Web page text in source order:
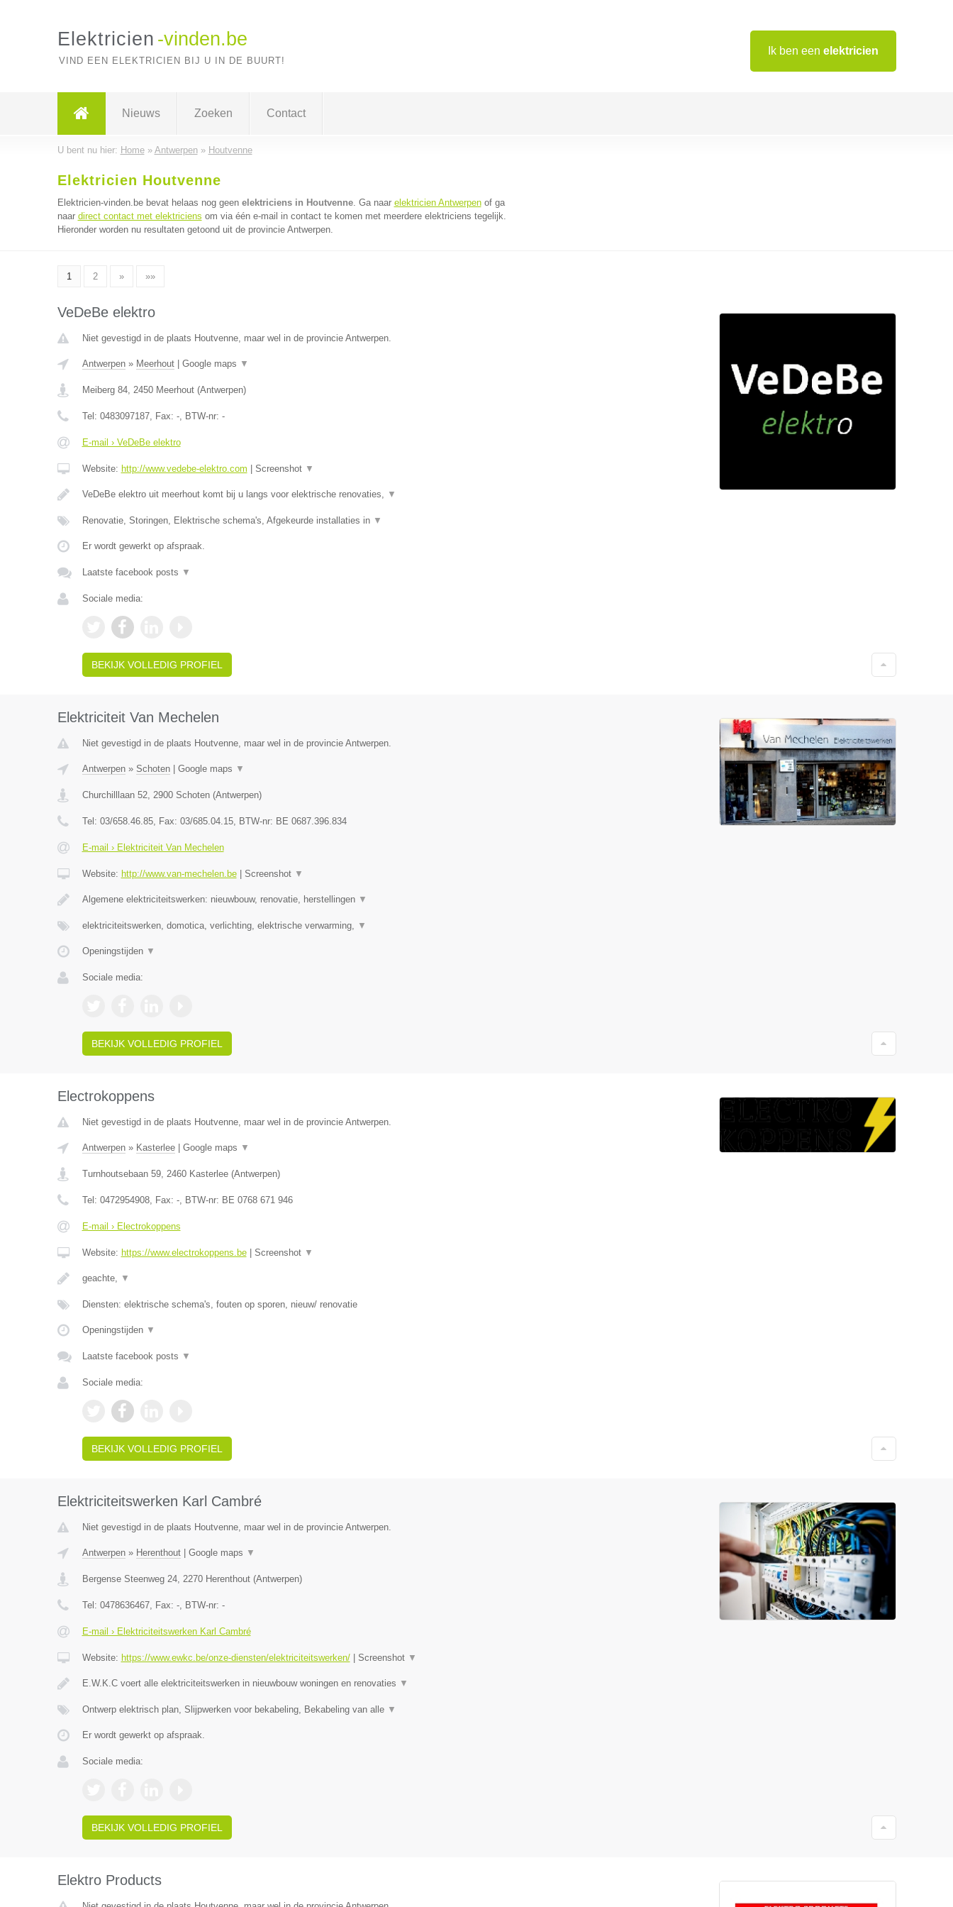
Ik ben een elektricien
Elektricien -vinden.be
VIND EEN ELEKTRICIEN BIJ U IN DE BUURT!
Nieuws Zoeken Contact
U bent nu hier: Home» Antwerpen» Houtvenne
Elektricien Houtvenne
Elektricien-vinden.be bevat helaas nog geen elektriciens in Houtvenne. Ga naar elektricien Antwerpenof ga
naar direct contact met elektriciens om via één e-mail in contact te komen met meerdere elektriciens tegelijk.
Hieronder worden nu resultaten getoond uit de provincie Antwerpen.
1 2 » »»
VeDeBe elektro
Niet gevestigd in de plaats Houtvenne, maar wel in de provincie Antwerpen.
Antwerpen» Meerhout| Google maps ▼
Meiberg 84, 2450 Meerhout(Antwerpen)
Tel: 0483097187, Fax: -, BTW-nr: -
E-mail › VeDeBe elektro
Website: http://www.vedebe-elektro.com Screenshot ▼
VeDeBe elektro uit meerhout komt bij u langs voor elektrische renovaties, ▼
Renovatie, Storingen, Elektrische schema's, Afgekeurde installaties in ▼
Er wordt gewerkt op afspraak.
Laatste facebook posts ▼
Sociale media:
BEKIJK VOLLEDIG PROFIEL
Elektriciteit Van Mechelen
Niet gevestigd in de plaats Houtvenne, maar wel in de provincie Antwerpen.
Antwerpen» Schoten| Google maps ▼
Churchilllaan 52, 2900 Schoten(Antwerpen)
Tel: 03/658.46.85, Fax: 03/685.04.15, BTW-nr: BE 0687.396.834
E-mail › Elektriciteit Van Mechelen
Website: http://www.van-mechelen.be| Screenshot ▼
Algemene elektriciteitswerken: nieuwbouw, renovatie, herstellingen ▼
elektriciteitswerken, domotica, verlichting, elektrische verwarming, ▼
Openingstijden ▼
Sociale media:
BEKIJK VOLLEDIG PROFIEL
Electrokoppens
Niet gevestigd in de plaats Houtvenne, maar wel in de provincie Antwerpen.
Antwerpen» Kasterlee| Google maps ▼
Turnhoutsebaan 59, 2460 Kasterlee(Antwerpen)
Tel: 0472954908, Fax: -, BTW-nr: BE 0768 671 946
E-mail › Electrokoppens
Website: https://www.electrokoppens.be| Screenshot ▼
geachte, ▼
Diensten: elektrische schema's, fouten op sporen, nieuw/ renovatie
Openingstijden ▼
Laatste facebook posts ▼
Sociale media:
BEKIJK VOLLEDIG PROFIEL
Elektriciteitswerken Karl Cambré
Niet gevestigd in de plaats Houtvenne, maar wel in de provincie Antwerpen.
Antwerpen» Herenthout| Google maps ▼
Bergense Steenweg 24, 2270 Herenthout(Antwerpen)
Tel: 0478636467, Fax: -, BTW-nr: -
E-mail › Elektriciteitswerken Karl Cambré
Website: https://www.ewkc.be/onze-diensten/elektriciteitswerken/| Screenshot ▼
E.W.K.C voert alle elektriciteitswerken in nieuwbouw woningen en renovaties ▼
Ontwerp elektrisch plan, Slijpwerken voor bekabeling, Bekabeling van alle ▼
Er wordt gewerkt op afspraak.
Sociale media:
BEKIJK VOLLEDIG PROFIEL
Elektro Products